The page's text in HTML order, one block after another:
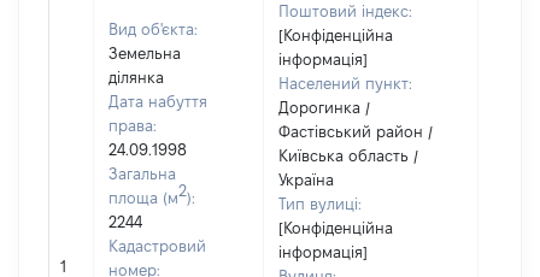
1
Вид об'єкта:
Земельна
ділянка
Дата набуття
права:
24.09.1998
Загальна
площа (м2):
2244
Кадастровий
номер:
Поштовий індекс:
[Конфіденційна
інформація]
Населений пункт:
Дорогинка /
Фастівський район /
Київська область /
Україна
Тип вулиці:
[Конфіденційна
інформація]